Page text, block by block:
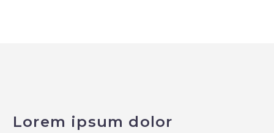
Lorem ipsum dolor